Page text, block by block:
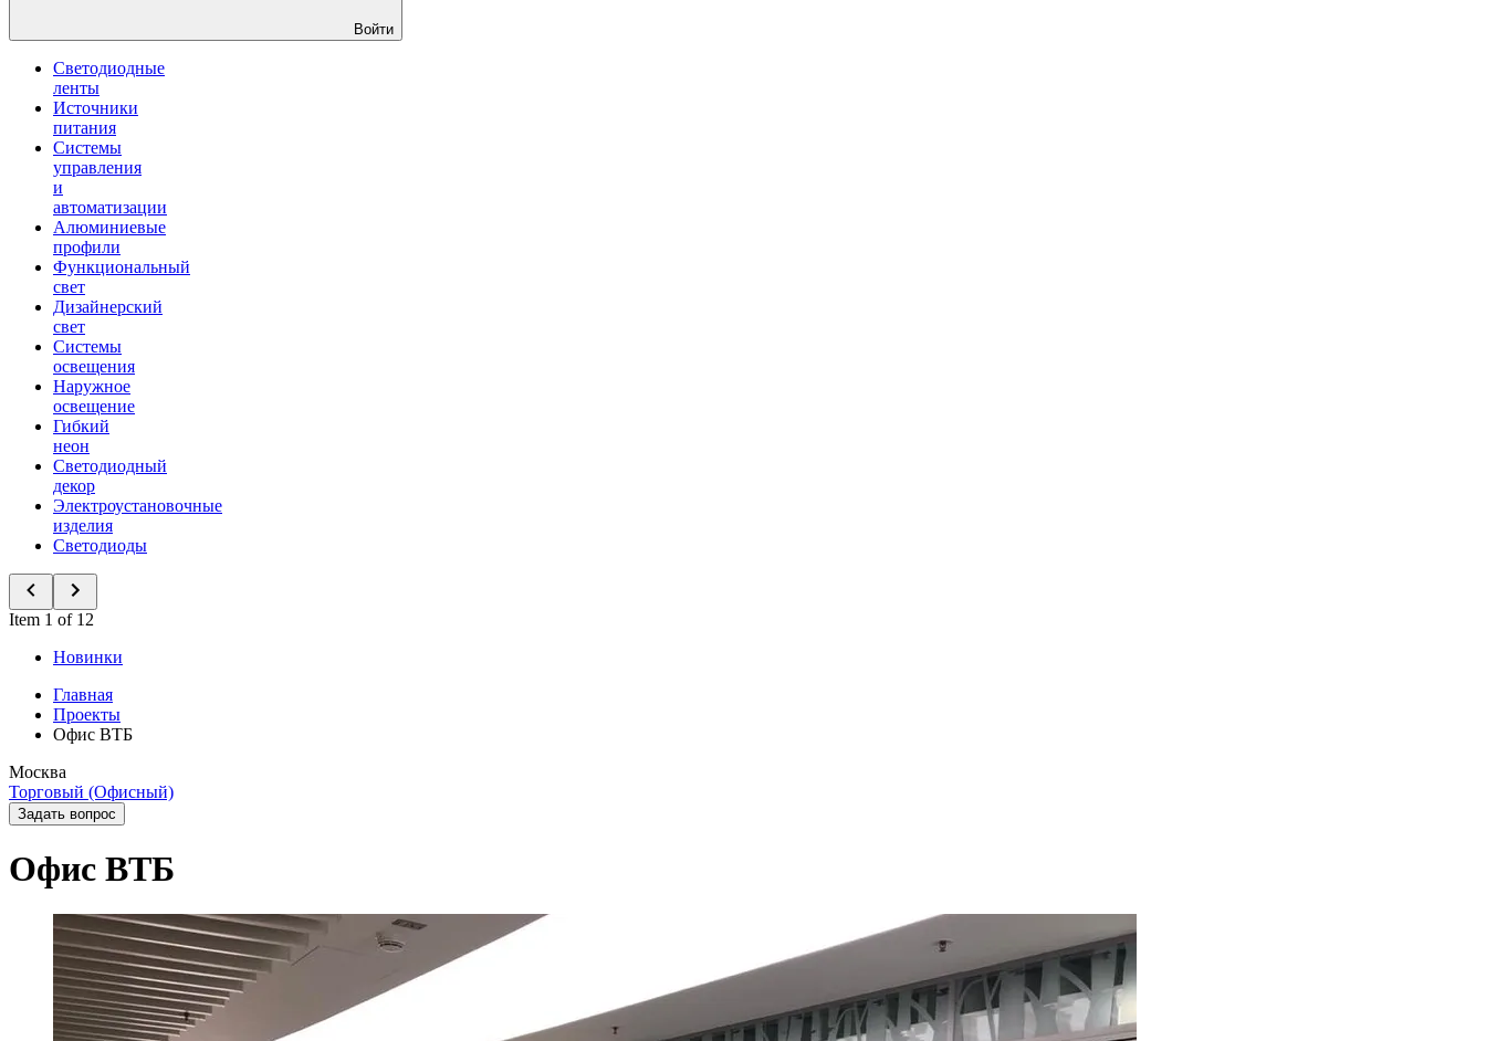
Войти
Светодиодные
ленты
Источники
питания
Системы
управления
и
автоматизации
Алюминиевые
профили
Функциональный
свет
Дизайнерский
свет
Системы
освещения
Наружное
освещение
Гибкий
неон
Светодиодный
декор
Электроустановочные
изделия
Светодиоды
Item 1 of 12
Новинки
Главная
Проекты
Офис ВТБ
Москва
Торговый (Офисный)
Задать вопрос
Офис ВТБ